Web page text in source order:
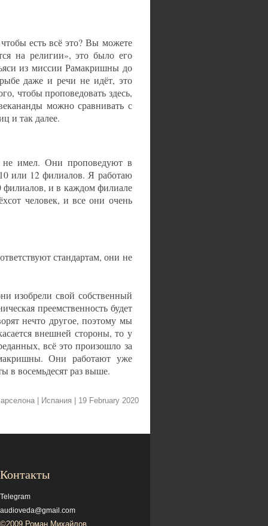
есть всё это? Вы можете
на религии», это было его
из миссии Рамакришны до
даже и речи не идёт, это
чтобы проповедовать здесь,
можно сравнивать с
и так далее.
не имел. Они проповедуют в
или 12 филиалов. Я работаю
филиалов, и в каждом филиале
человек, и все они очень
стандартам, они не
изобрели свой собственный
преемственность будет
нечто другое, поэтому мы
внешней стороны, то у
всё это произошло за
Они работают уже
в восемьдесят раз выше.
| Испания | 19 February 2020
Контакты
Telegram
audioveda@gmail.com
©2009 Роман Михайлов